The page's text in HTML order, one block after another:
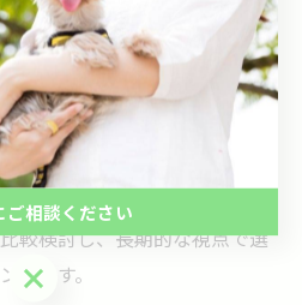
ることがポイントです。ま
必要かを明確にし、それに合
討しましょう。
では景観条例や近隣との調和
ールを確認しながら外構工事
せん。さらに、耐久性やメン
較検討し、長期的な視点で選
トです。
相談ください
ご相談ください